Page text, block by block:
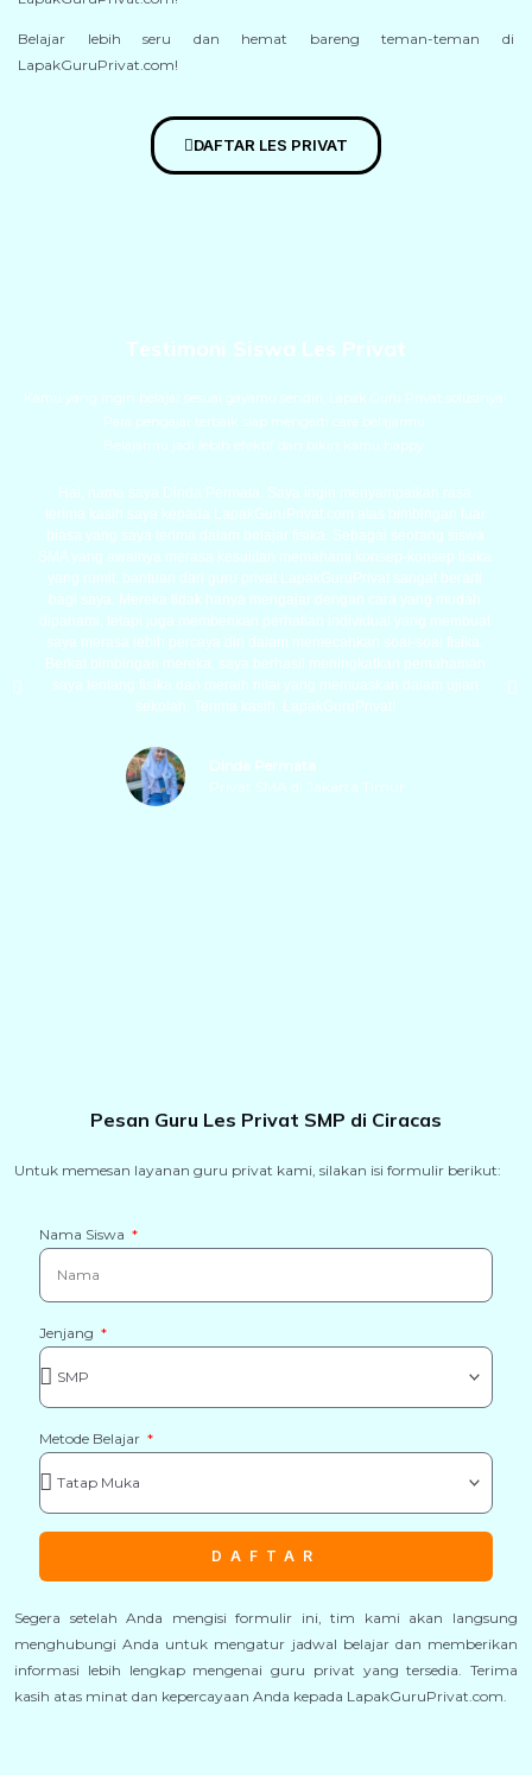
Belajar lebih seru dan hemat bareng teman-teman di
LapakGuruPrivat.com!
DAFTAR LES PRIVAT
Testimoni Siswa Les Privat
Kamu yang ingin belajar sesuai gayamu sendiri, Lapak Guru Privat solusinya!
Para pengajar terbaik siap mengerti cara belajarmu.
Belajarmu jadi lebih efektif dan bikin kamu happy.
Hai, nama saya Dinda Permata. Saya ingin menyampaikan rasa
terima kasih saya kepada LapakGuruPrivat.com atas bimbingan luar
biasa yang saya terima dalam belajar fisika. Sebagai seorang siswa
SMA yang awalnya merasa kesulitan memahami konsep-konsep fisika
yang rumit, bantuan dari guru privat LapakGuruPrivat sangat berarti
bagi saya. Mereka tidak hanya mengajar dengan cara yang mudah
dipahami, tetapi juga memberikan perhatian individual yang membuat
saya merasa lebih percaya diri dalam memecahkan soal-soal fisika.
Berkat bimbingan mereka, saya berhasil meningkatkan pemahaman
saya tentang fisika dan meraih nilai yang memuaskan dalam ujian
sekolah. Terima kasih, LapakGuruPrivat!
Dinda Permata
Privat SMA di Jakarta Timur
Pesan Guru Les Privat SMP di Ciracas
Untuk memesan layanan guru privat kami, silakan isi formulir berikut:
Nama Siswa
Jenjang
Metode Belajar
DAFTAR
Segera setelah Anda mengisi formulir ini, tim kami akan langsung
menghubungi Anda untuk mengatur jadwal belajar dan memberikan
informasi lebih lengkap mengenai guru privat yang tersedia. Terima
kasih atas minat dan kepercayaan Anda kepada LapakGuruPrivat.com.